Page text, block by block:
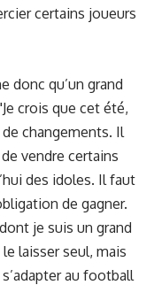
certains joueurs
donc qu’un grand
crois que cet été,
changements. Il
vendre certains
des idoles. Il faut
de gagner.
je suis un grand
laisser seul, mais
au football